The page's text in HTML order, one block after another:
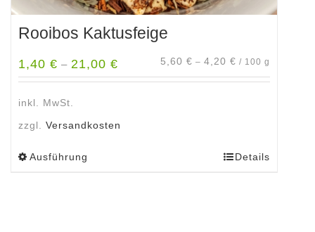
Rooibos Kaktusfeige
1,40 € – 21,00 € 5,60 € – 4,20 € / 100 g
inkl. MwSt.
zzgl. Versandkosten
Ausführung Details